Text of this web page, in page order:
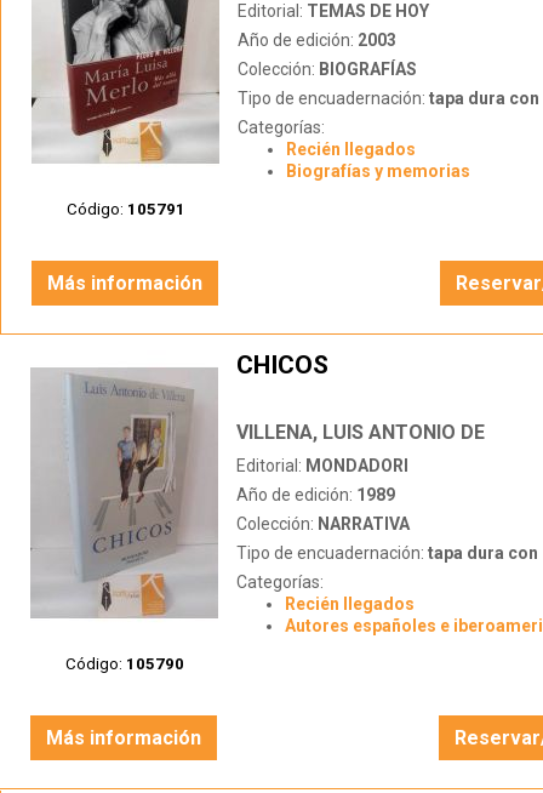
Código: 105791
Editorial: TEMAS DE HOY
Año de edición: 2003
Colección: BIOGRAFÍAS
Tipo de encuadernación: tapa dura con
Categorías:
Recién llegados
Biografías y memorias
Más información
Código: 105790
CHICOS
VILLENA, LUIS ANTONIO DE
Editorial: MONDADORI
Año de edición: 1989
Colección: NARRATIVA
Tipo de encuadernación: tapa dura con
Categorías:
Recién llegados
Autores españoles e
Más información